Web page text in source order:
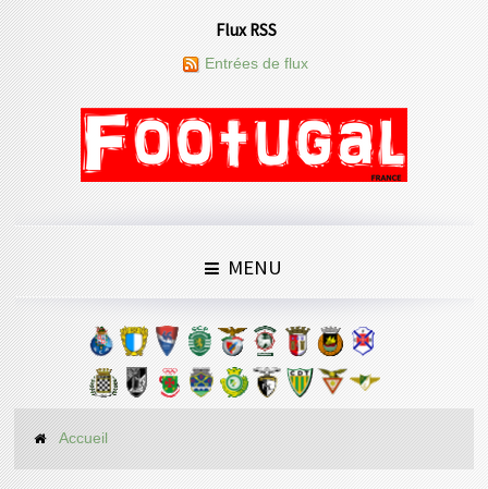
Flux RSS
Entrées de flux
MENU
Accueil